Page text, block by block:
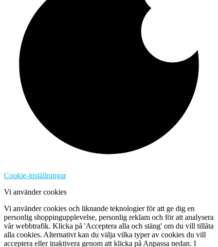
Cookie-inställningar
Vi använder cookies
Vi använder cookies och liknande teknologier för att ge dig en
personlig shoppingupplevelse, personlig reklam och för att analysera
vår webbtrafik. Klicka på 'Acceptera alla och stäng' om du vill tillåta
alla cookies. Alternativt kan du välja vilka typer av cookies du vill
acceptera eller inaktivera genom att klicka på Anpassa nedan. I